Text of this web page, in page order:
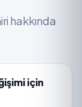
hakkında
için